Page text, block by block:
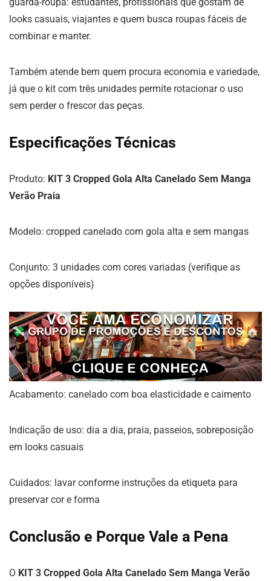
looks casuais, viajantes e quem busca roupas fáceis de
combinar e manter.
Também atende bem quem procura economia e variedade,
já que o kit com três unidades permite rotacionar o uso
sem perder o frescor das peças.
Especificações Técnicas
Produto: KIT 3 Cropped Gola Alta Canelado Sem Manga
Verão Praia
Modelo: cropped canelado com gola alta e sem mangas
Conjunto: 3 unidades com cores variadas (verifique as
opções disponíveis)
Acabamento: canelado com boa elasticidade e caimento
Indicação de uso: dia a dia, praia, passeios, sobreposição
em looks casuais
Cuidados: lavar conforme instruções da etiqueta para
preservar cor e forma
Conclusão e Porque Vale a Pena
O KIT 3 Cropped Gola Alta Canelado Sem Manga Verão